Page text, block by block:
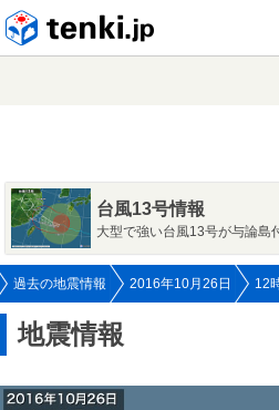
台風13号情報
大型で強い台風13号が与論島
過去の地震情報 2016年10月26日 12
地震情報